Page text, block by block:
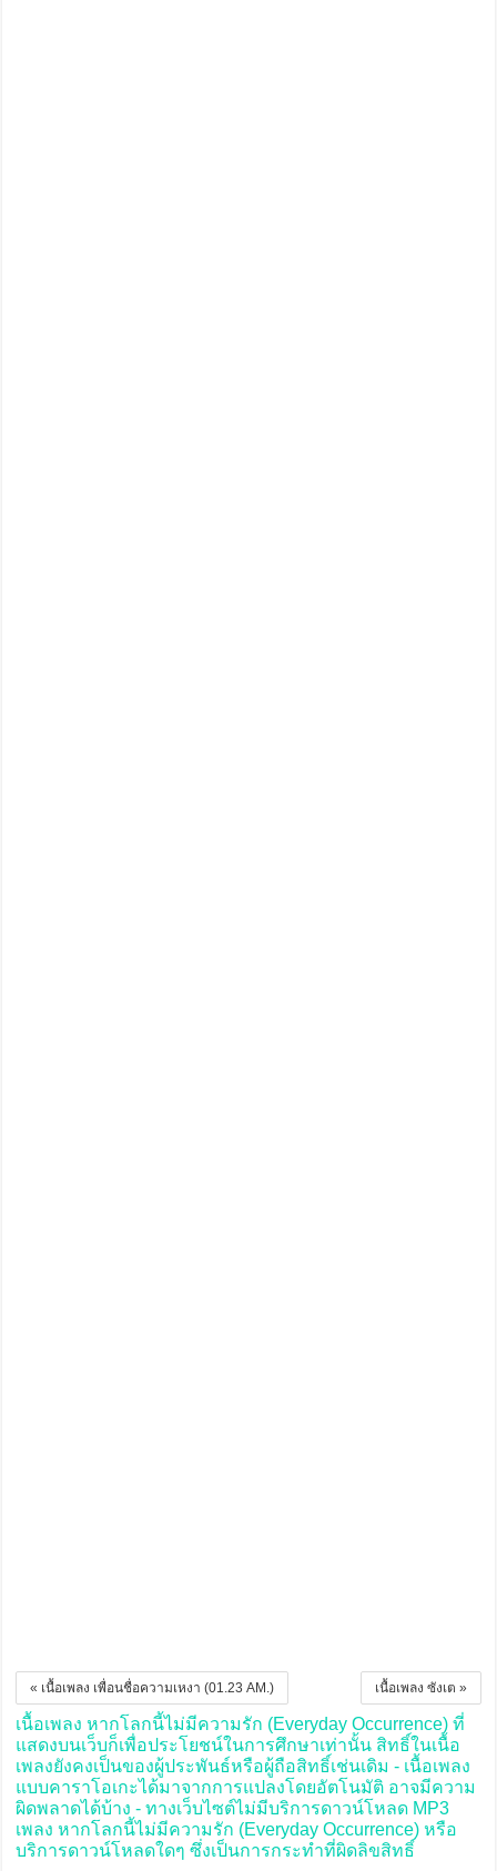
เนื้อเพลง ซังเต »
« เนื้อเพลง เพื่อนชื่อความเหงา (01.23 AM.)
เนื้อเพลง หากโลกนี้ไม่มีความรัก (Everyday Occurrence) ที่
แสดงบนเว็บก็เพื่อประโยชน์ในการศึกษาเท่านั้น สิทธิ์ในเนื้อ
เพลงยังคงเป็นของผู้ประพันธ์หรือผู้ถือสิทธิ์เช่นเดิม - เนื้อเพลง
แบบคาราโอเกะได้มาจากการแปลงโดยอัตโนมัติ อาจมีความ
ผิดพลาดได้บ้าง - ทางเว็บไซต์ไม่มีบริการดาวน์โหลด MP3
เพลง หากโลกนี้ไม่มีความรัก (Everyday Occurrence) หรือ
บริการดาวน์โหลดใดๆ ซึ่งเป็นการกระทำที่ผิดลิขสิทธิ์